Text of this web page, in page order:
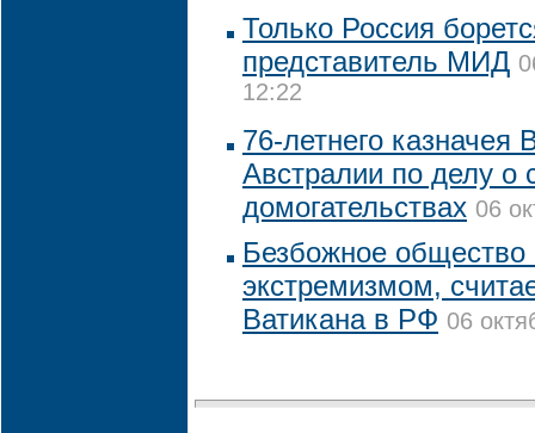
Только Россия
представитель МИД
12:22
76-летнего казначея
Австралии по делу о
домогательствах 06
Безбожное общество
экстремизмом,
Ватикана в РФ 06